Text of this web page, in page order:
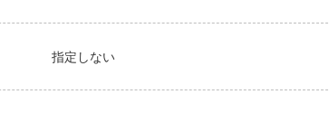
指定しない